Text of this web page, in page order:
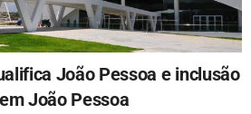
João Pessoa e inclusão
João Pessoa